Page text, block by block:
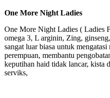
One More Night Ladies
One More Night Ladies ( Ladies
omega 3, L arginin, Zing,
sangat luar biasa untuk mengatasi
perempuan, membantu
keputihan haid tidak lancar, kista
serviks,